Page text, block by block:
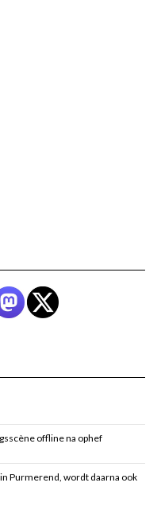
offline na ophef
Purmerend, wordt daarna ook